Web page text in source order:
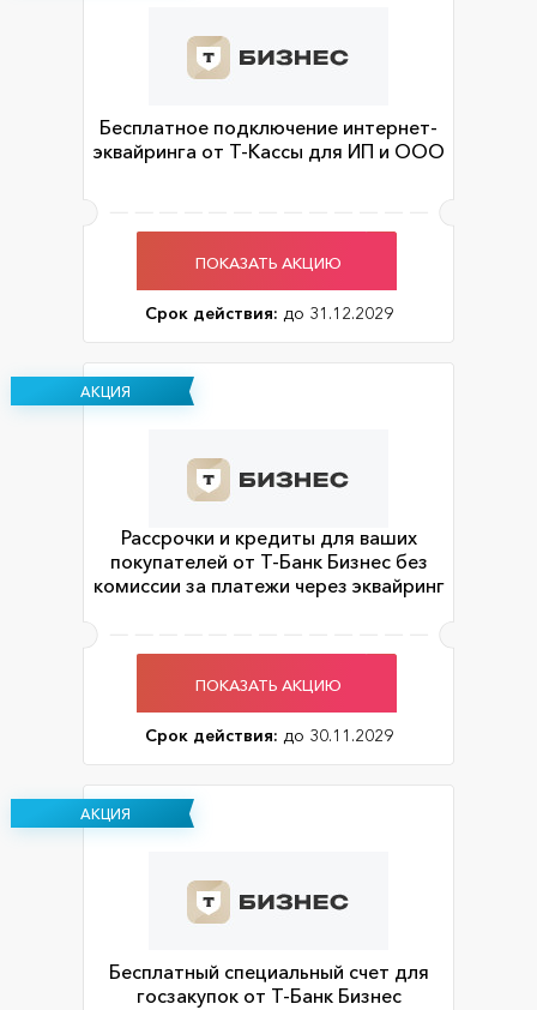
Бесплатное подключение интернет-
эквайринга от Т-Кассы для ИП и ООО
ПОКАЗАТЬ АКЦИЮ
Срок действия: до 31.12.2029
АКЦИЯ
Рассрочки и кредиты для ваших
покупателей от Т-Банк Бизнес без
комиссии за платежи через эквайринг
ПОКАЗАТЬ АКЦИЮ
Срок действия: до 30.11.2029
АКЦИЯ
Бесплатный специальный счет для
госзакупок от Т-Банк Бизнес